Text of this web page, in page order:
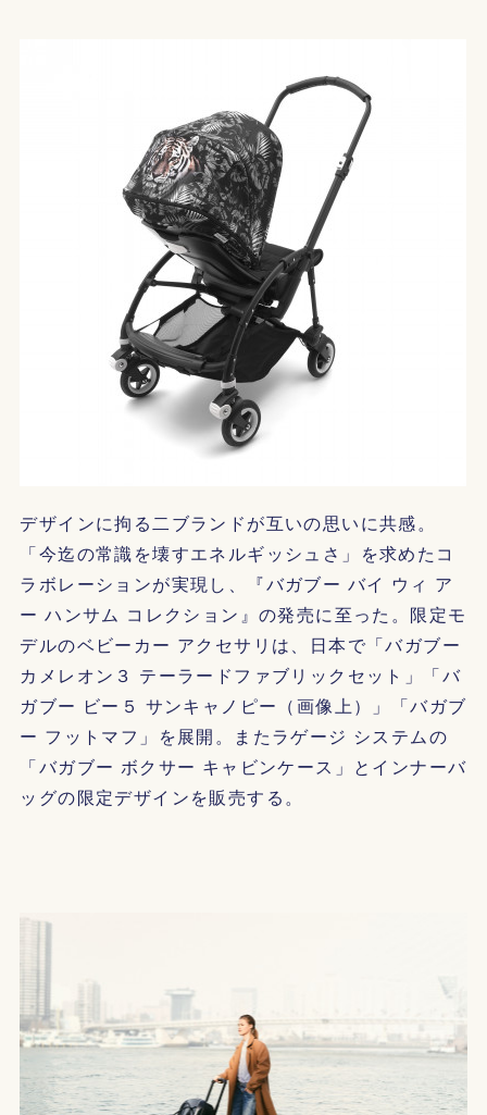
デザインに拘る二ブランドが互いの思いに共感。
「今迄の常識を壊すエネルギッシュさ」を求めたコ
ラボレーションが実現し、『バガブー バイ ウィ ア
ー ハンサム コレクション』の発売に至った。限定モ
デルのベビーカー アクセサリは、日本で「バガブー
カメレオン３ テーラードファブリックセット」「バ
ガブー ビー５ サンキャノピー（画像上）」「バガブ
ー フットマフ」を展開。またラゲージ システムの
「バガブー ボクサー キャビンケース」とインナーバ
ッグの限定デザインを販売する。